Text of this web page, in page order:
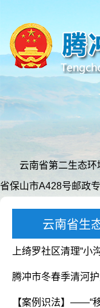
云南省第二生态环境
省保山市A428号邮政
云南省生
上绮罗社区清理“小
腾冲市冬春季清河
【案例识法】——“